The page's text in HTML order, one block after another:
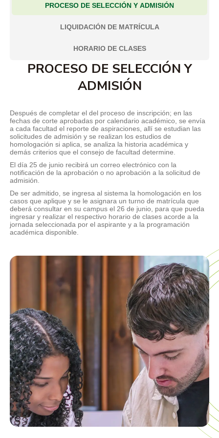
PROCESO DE SELECCIÓN Y ADMISIÓN
LIQUIDACIÓN DE MATRÍCULA
HORARIO DE CLASES
PROCESO DE SELECCIÓN Y
ADMISIÓN
Después de completar el del proceso de inscripción; en las
fechas de corte aprobadas por calendario académico, se envía
a cada facultad el reporte de aspiraciones, allí se estudian las
solicitudes de admisión y se realizan los estudios de
homologación si aplica, se analiza la historia académica y
demás criterios que el consejo de facultad determine.
El día 25 de junio recibirá un correo electrónico con la
notificación de la aprobación o no aprobación a la solicitud de
admisión.
De ser admitido, se ingresa al sistema la homologación en los
casos que aplique y se le asignara un turno de matrícula que
deberá consultar en su campus el 26 de junio, para que pueda
ingresar y realizar el respectivo horario de clases acorde a la
jornada seleccionada por el aspirante y a la programación
académica disponible.